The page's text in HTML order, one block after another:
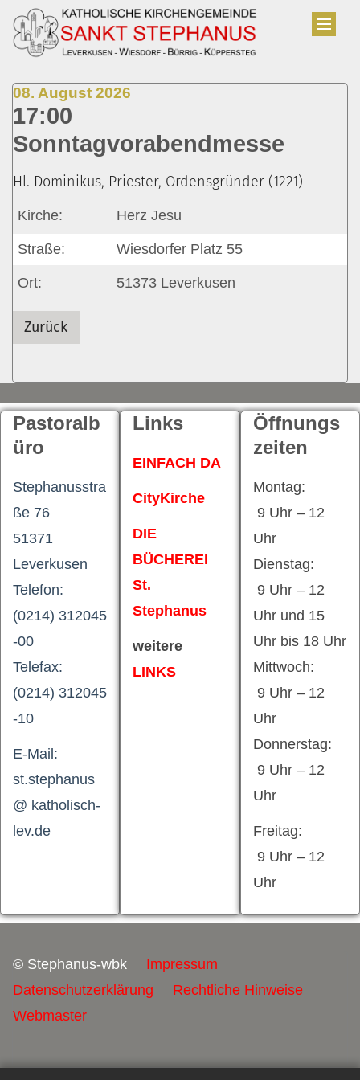
Zum Inhalt springen
08. August 2026
17:00
Sonntagvorabendmesse
Hl. Dominikus, Priester, Ordensgründer (1221)
Kirche: Herz Jesu
Straße: Wiesdorfer Platz 55
Ort: 51373 Leverkusen
Zurück
Pastoralb
üro
Stephanusstra
ße 76
51371
Leverkusen
Telefon:
(0214) 312045
-00
Telefax:
(0214) 312045
-10
E-Mail:
st.stephanus
@ katholisch-
lev.de
Links
EINFACH DA
CityKirche
DIE
BÜCHEREI
St.
Stephanus
weitere
LINKS
Öffnungs
zeiten
Montag:
9 Uhr – 12
Uhr
Dienstag:
9 Uhr – 12
Uhr und 15
Uhr bis 18 Uhr
Mittwoch:
9 Uhr – 12
Uhr
Donnerstag:
9 Uhr – 12
Uhr
Freitag:
9 Uhr – 12
Uhr
© Stephanus-wbk
Impressum
Datenschutzerklärung
Rechtliche Hinweise
Webmaster